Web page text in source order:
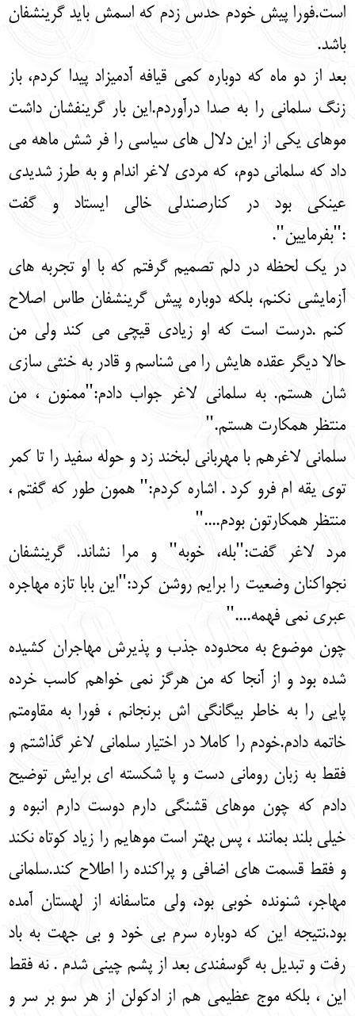
است.فورا پیش خودم حدس زدم که اسمش باید گرینشفان
باشد.
بعد از دو ماه که دوباره کمی قیافه آدمیزاد پیدا کردم، باز
زنگ سلمانی را به صدا درآوردم.این بار گرینفشان داشت
موهای یکی از این دلال های سیاسی را فر شش ماهه می
داد که سلمانی دوم، که مردی لاغر اندام و به طرز شدیدی
عینکی بود در کنارصندلی خالی ایستاد و گفت
:"بفرمایین".
در یک لحظه در دلم تصمیم گرفتم که با او تجربه های
آزمایشی نکنم، بلکه دوباره پیش گرینشفان طاس اصلاح
کنم .درست است که او زیادی قیچی می کند ولی من
حالا دیگر عقده هایش را می شناسم و قادر به خنثی سازی
شان هستم. به سلمانی لاغر جواب دادم:"ممنون ، من
منتظر همکارت هستم."
سلمانی لاغرهم با مهربانی لبخند زد و حوله سفید را تا کمر
توی یقه ام فرو کرد . اشاره کردم:" همون طور که گفتم ،
منتظر همکارتون بودم...."
مرد لاغر گفت:"بله، خوبه" و مرا نشاند. گرینشفان
نجواکنان وضعیت را برایم روشن کرد:"این بابا تازه مهاجره
عبری نمی فهمه...."
چون موضوع به محدوده جذب و پذیرش مهاجران کشیده
شده بود و از آنجا که من هرگز نمی خواهم کاسب خرده
پایی را به خاطر بیگانگی اش برنجانم ، فورا به مقاومتم
خاتمه دادم.خودم را کاملا در اختیار سلمانی لاغر گذاشتم و
فقط به زبان رومانی دست و پا شکسته ای برایش توضیح
دادم که چون موهای قشنگی دارم دوست دارم انبوه و
خیلی بلند بمانند ، پس بهتر است موهایم را زیاد کوتاه نکند
و فقط قسمت های اضافی و پراکنده را اطلاح کند.سلمانی
مهاجر، شنونده خوبی بود، ولی متاسفانه از لهستان آمده
بود.نتیجه این که دوباره سرم بی خود و بی جهت به باد
رفت و تبدیل به گوسفندی بعد از پشم چینی شدم . نه فقط
این ، بلکه موج عظیمی هم از ادکولن از هر سو بر سر و